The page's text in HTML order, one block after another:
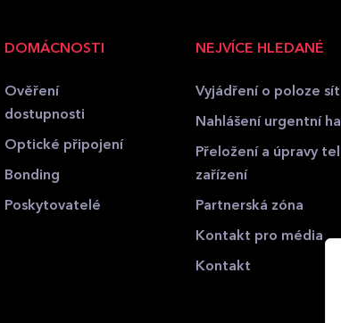
DOMÁCNOSTI
Ověření
dostupnosti
Optické připojení
Bonding
Poskytovatelé
NEJVÍCE HLEDANÉ
Vyjádření o poloze
Nahlášení urgentní
Přeložení a úpravy
zařízení
Partnerská zóna
Kontakt pro média
Kontakt